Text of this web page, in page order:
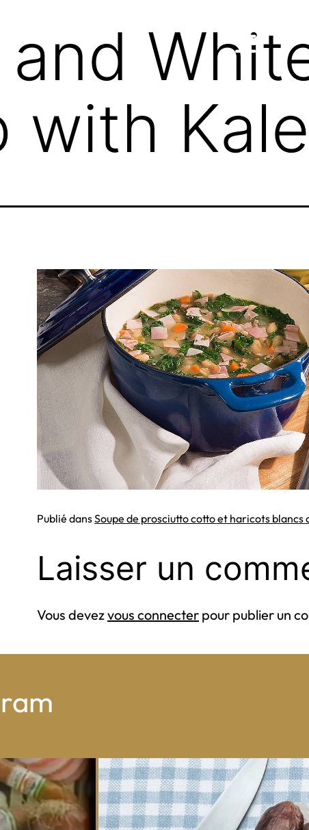
with Kale
Publié dansSoupe de prosciutto cotto et haricots blancs
Laisser un
Vous devezvous connecter pour publier un
condo...
One whole Mastro® Cacciatore
ways...
16 0